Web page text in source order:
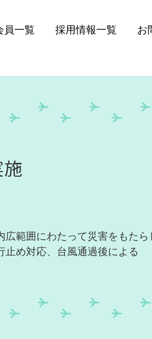
員一覧 採用情報一覧 お
施
範囲にわたって災害をもたら
め対応、台風通過後に よる